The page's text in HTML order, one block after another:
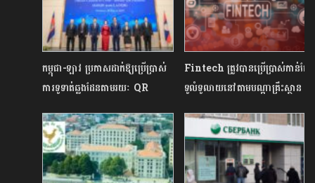
កម្ពុជា-ឡាវ ប្រកាសដាក់ឱ្យប្រើប្រាស់
ការទូទាត់ឆ្លងដែនតាមរយៈ QR
Fintech ត្រូវបានប្រើប្រាស់កាន់តែ
ទូលំទូលាយនៅតាមបណ្តាគ្រឹះស្ថាន